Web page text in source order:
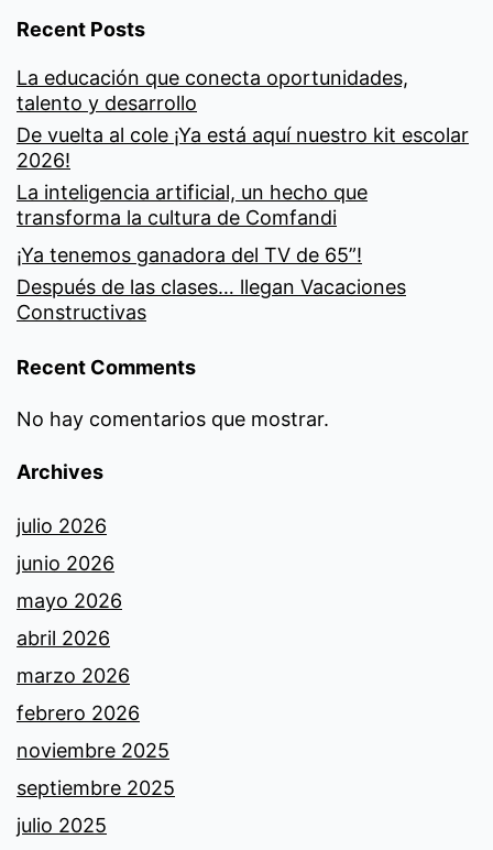
Recent Posts
La educación que conecta oportunidades,
talento y desarrollo
De vuelta al cole ¡Ya está aquí nuestro kit escolar
2026!
La inteligencia artificial, un hecho que
transforma la cultura de Comfandi
¡Ya tenemos ganadora del TV de 65”!
Después de las clases… llegan Vacaciones
Constructivas
Recent Comments
No hay comentarios que mostrar.
Archives
julio 2026
junio 2026
mayo 2026
abril 2026
marzo 2026
febrero 2026
noviembre 2025
septiembre 2025
julio 2025